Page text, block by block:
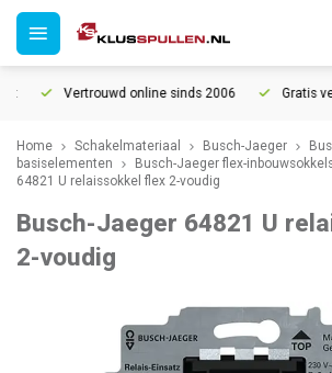
Vertrouwd online sinds 2006 Gratis
Home Schakelmateriaal Busch-Jaeger
basiselementen
Busch-Jaeger flex-
64821 U relaissokkel flex 2-voudig
Busch-Jaeger 64821 U
2-voudig